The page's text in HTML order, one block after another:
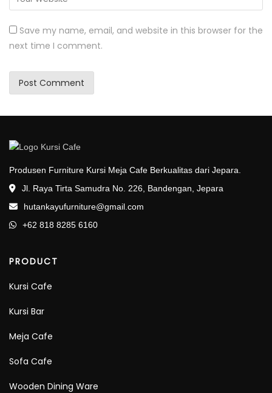
Save my name, email, and website in this browser for the
next time I comment.
Produsen Furniture Kursi Meja Cafe Berkualitas dari Jepara.
Jl. Raya Tirta Samudra No. 226, Bandengan, Jepara
hutankayufurniture@gmail.com
+62 818 8285 6160
PRODUCT
Kursi Cafe
Kursi Bar
Meja Cafe
Sofa Cafe
Wooden Dining Ware